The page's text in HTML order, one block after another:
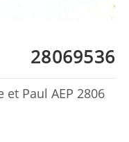
28069536
Paul AEP 2806